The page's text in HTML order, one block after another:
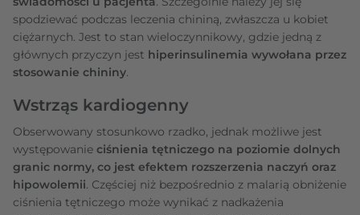
spodziewać podczas leczenia chininą, zwłaszcza u kobiet
ciężarnych. Jest to stan wieloczynnikowy, gdzie jedną z
głównych przyczyn jest hiperinsulinemia wywołana przez
stosowanie chininy.
Wstrząs kardiogenny
Obserwowany stosunkowo rzadko, jednak możliwe jest
występowanie ciśnienia tętniczego na poziomie dolnych
granic normy, co jest efektem rozszerzenia naczyń oraz
hipowolemii. Częściej niż bezpośrednio z malarią obniżenie
ciśnienia tętniczego może wynikać z nadkażenia